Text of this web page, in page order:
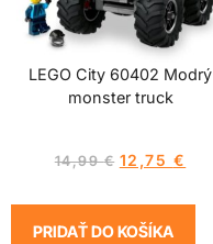
LEGO City 60402 Modrý
monster truck
14,99€ 12,75 €
PRIDAŤ DO KOŠÍKA